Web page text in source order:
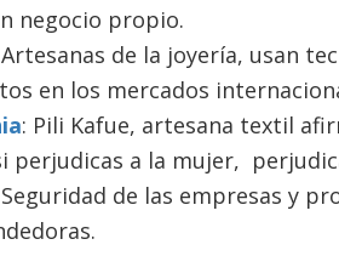
negocio propio.
de la joyería, usan
en los mercados
: Pili Kafue, artesana textil
perjudicas a la mujer,
de las empresas y